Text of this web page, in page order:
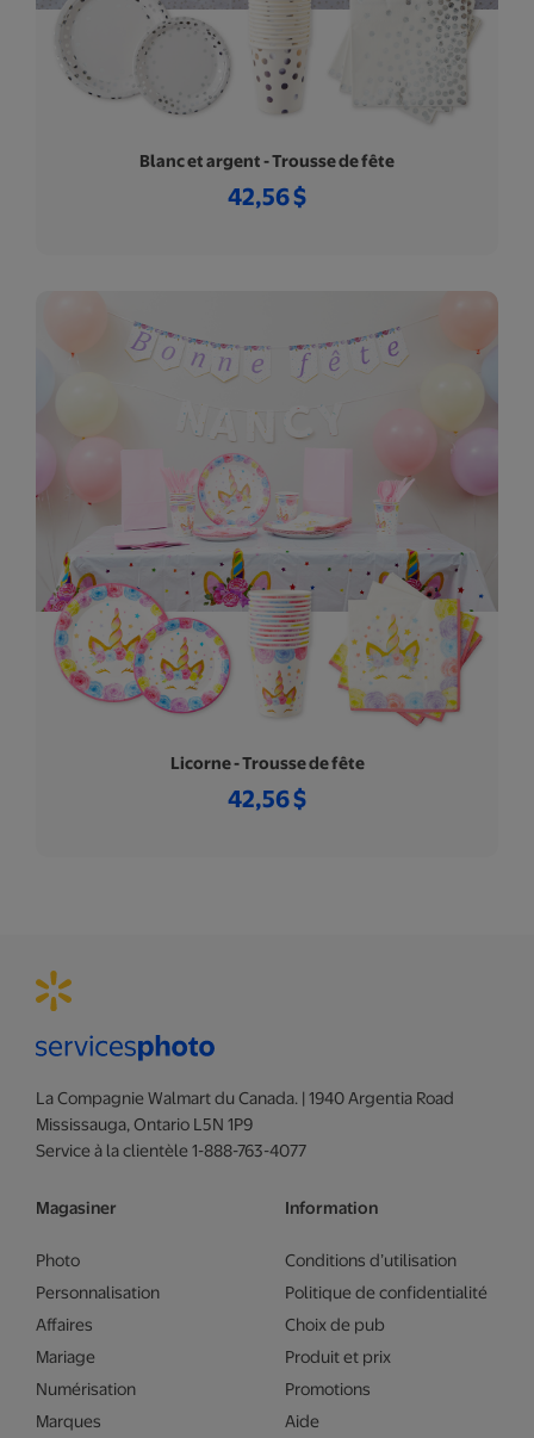
Blanc et argent - Trousse de fête
42,56 $
Licorne - Trousse de fête
42,56 $
La Compagnie Walmart du Canada. | 1940 Argentia Road
Mississauga, Ontario L5N 1P9
Service à la clientèle 1-888-763-4077
Magasiner
Photo
Personnalisation
Affaires
Mariage
Numérisation
Marques
Information
Conditions d’utilisation
Politique de confidentialité
Choix de pub
Produit et prix
Promotions
Aide